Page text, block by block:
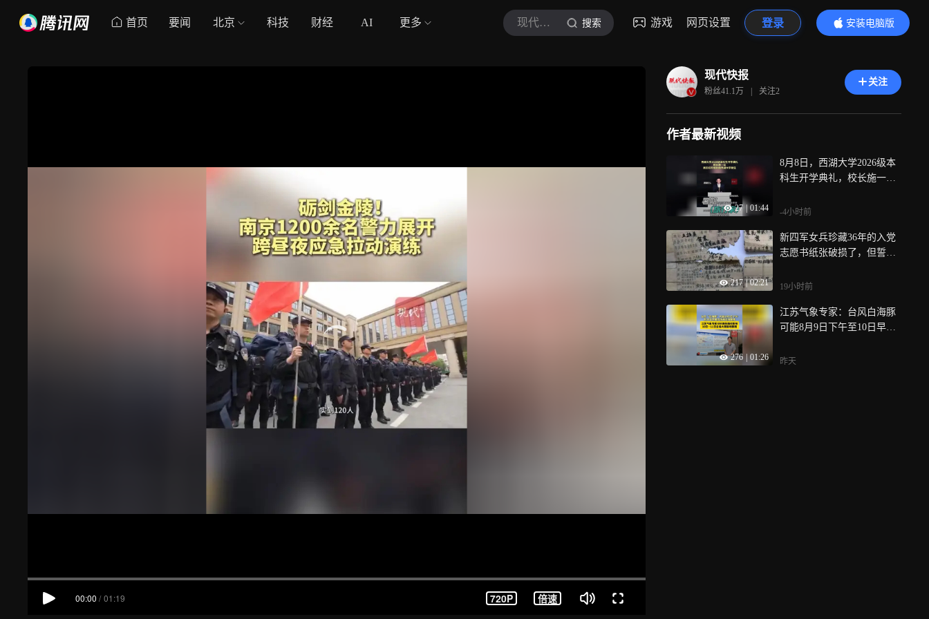
首页 要闻 北京 科技 财经 AI 更多 现代快报 搜索 游戏 网页设置 登录
安装电脑版
内容更精彩
00:00 / 01:19 720P 倍速
现代快报
粉丝41.1万 | 关注2
关注
作者最新视频
27 01:44
8月8日，西湖大学2026级本
科生开学典礼，校长施一公
生，“今日西湖少年，明日国
-4小时前
217 | 02:21
新四军女兵珍藏36年的入党
志愿书纸张破损了，但誓言
19小时前
276 01:26
江苏气象专家：台风白海豚
可能8月9日下午至10日早晨
日全省大雨、局地暴雨
昨天